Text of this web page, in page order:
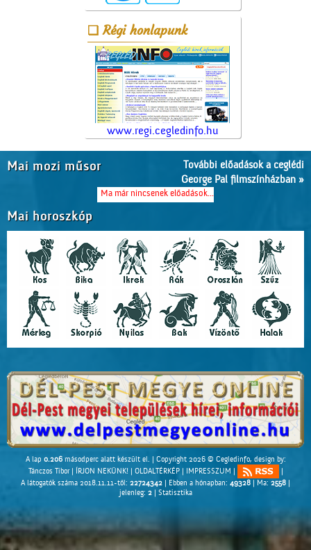
Régi honlapunk
www.regi.cegledinfo.hu
Mai mozi műsor
További előadások a ceglédi
George Pal filmszínházban »
Ma már nincsenek előadások...
Mai horoszkóp
A lap 0.206másodperc alatt készült el. | Copyright 2026 © Cegledinfo, design by:
Tánczos Tibor| ÍRJON NEKÜNK!| OLDALTÉRKÉP| IMPRESSZUM |
|
A látogatók száma 2018.11.11-től: 22724342 | Ebben a hónapban: 49328 | Ma: 2558 |
jelenleg: 2| Statisztika